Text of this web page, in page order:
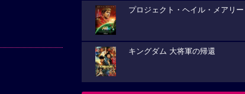
プロジェクト・ヘイル・メアリー
キングダム 大将軍の帰還